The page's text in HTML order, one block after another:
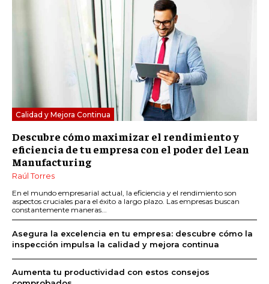
Calidad y Mejora Continua
Descubre cómo maximizar el rendimiento y
eficiencia de tu empresa con el poder del Lean
Manufacturing
Raúl Torres
En el mundo empresarial actual, la eficiencia y el rendimiento son
aspectos cruciales para el éxito a largo plazo. Las empresas buscan
constantemente maneras...
Asegura la excelencia en tu empresa: descubre cómo la
inspección impulsa la calidad y mejora continua
Aumenta tu productividad con estos consejos